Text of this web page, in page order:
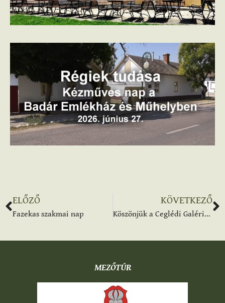
ELŐZŐ
Fa­ze­kas szak­mai nap
KÖVETKEZŐ
Köszönjük a Ceglédi Galériának, hogy ilyen hozzáértéssel és lelkesedéssel mutatták be kincseinket.
MEZŐTÚR